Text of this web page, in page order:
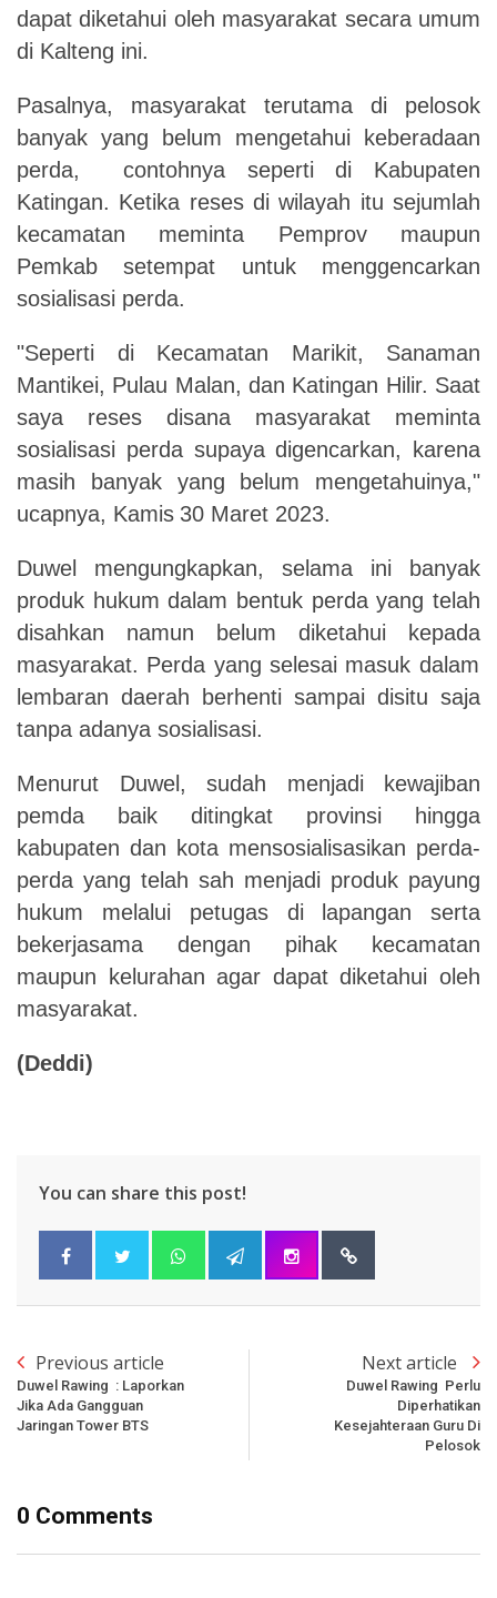
dapat diketahui oleh masyarakat secara umum
di Kalteng ini.
Pasalnya, masyarakat terutama di pelosok
banyak yang belum mengetahui keberadaan
perda,
contohnya seperti di Kabupaten
Katingan. Ketika reses di wilayah itu sejumlah
kecamatan meminta Pemprov maupun
Pemkab setempat untuk menggencarkan
sosialisasi perda.
"Seperti di Kecamatan Marikit, Sanaman
Mantikei, Pulau Malan, dan Katingan Hilir. Saat
saya reses disana masyarakat meminta
sosialisasi perda supaya digencarkan, karena
masih banyak yang belum mengetahuinya,"
ucapnya, Kamis 30 Maret 2023.
Duwel mengungkapkan, selama ini banyak
produk hukum dalam bentuk perda yang telah
disahkan namun belum diketahui kepada
masyarakat. Perda yang selesai masuk dalam
lembaran daerah berhenti sampai disitu saja
tanpa adanya sosialisasi.
Menurut Duwel, sudah menjadi kewajiban
pemda baik ditingkat provinsi hingga
kabupaten dan kota mensosialisasikan perda-
perda yang telah sah menjadi produk payung
hukum melalui petugas di
lapangan serta
bekerjasama dengan pihak kecamatan
maupun kelurahan agar dapat diketahui oleh
masyarakat.
(Deddi)
You can share this post!
Previous article
Duwel Rawing : Laporkan
Jika Ada Gangguan
Jaringan Tower BTS
Next article
Duwel Rawing Perlu
Diperhatikan
Kesejahteraan Guru Di
Pelosok
0 Comments